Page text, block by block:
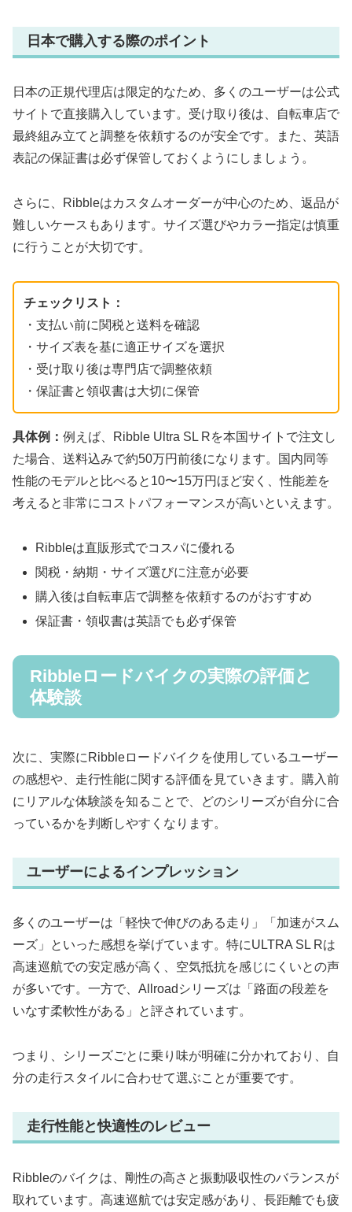
日本で購入する際のポイント
日本の正規代理店は限定的なため、多くのユーザーは公式
サイトで直接購入しています。受け取り後は、自転車店で
最終組み立てと調整を依頼するのが安全です。また、英語
表記の保証書は必ず保管しておくようにしましょう。
さらに、Ribbleはカスタムオーダーが中心のため、返品が
難しいケースもあります。サイズ選びやカラー指定は慎重
に行うことが大切です。
チェックリスト：
・支払い前に関税と送料を確認
・サイズ表を基に適正サイズを選択
・受け取り後は専門店で調整依頼
・保証書と領収書は大切に保管
具体例： 例えば、Ribble Ultra SL Rを本国サイトで注文し
た場合、送料込みで約50万円前後になります。国内同等
性能のモデルと比べると10〜15万円ほど安く、性能差を
考えると非常にコストパフォーマンスが高いといえます。
Ribbleは直販形式でコスパに優れる
関税・納期・サイズ選びに注意が必要
購入後は自転車店で調整を依頼するのがおすすめ
保証書・領収書は英語でも必ず保管
Ribbleロードバイクの実際の評価と
体験談
次に、実際にRibbleロードバイクを使用しているユーザー
の感想や、走行性能に関する評価を見ていきます。購入前
にリアルな体験談を知ることで、どのシリーズが自分に合
っているかを判断しやすくなります。
ユーザーによるインプレッション
多くのユーザーは「軽快で伸びのある走り」「加速がスム
ーズ」といった感想を挙げています。特にULTRA SL Rは
高速巡航での安定感が高く、空気抵抗を感じにくいとの声
が多いです。一方で、Allroadシリーズは「路面の段差を
いなす柔軟性がある」と評されています。
つまり、シリーズごとに乗り味が明確に分かれており、自
分の走行スタイルに合わせて選ぶことが重要です。
走行性能と快適性のレビュー
Ribbleのバイクは、剛性の高さと振動吸収性のバランスが
取れています。高速巡航では安定感があり、長距離でも疲